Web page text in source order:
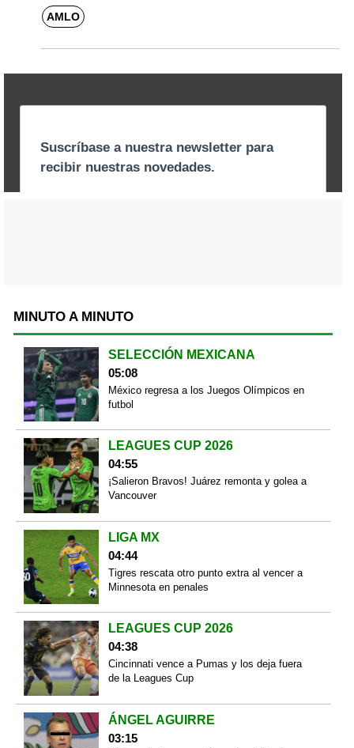
AMLO
MINUTO A MINUTO
SELECCIÓN MEXICANA
05:08
México regresa a los Juegos Olímpicos en
futbol
LEAGUES CUP 2026
04:55
¡Salieron Bravos! Juárez remonta y golea a
Vancouver
LIGA MX
04:44
Tigres rescata otro punto extra al vencer a
Minnesota en penales
LEAGUES CUP 2026
04:38
Cincinnati vence a Pumas y los deja fuera
de la Leagues Cup
ÁNGEL AGUIRRE
03:15